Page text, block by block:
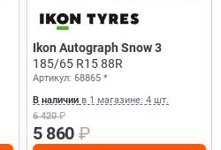
Ikon Autograph Snow 3
185/65 R15 88R
Артикул: 68865 *
В наличии в 1 магазине: 4 шт.
6 420₽
5 860 ₽